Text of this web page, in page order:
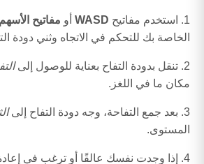
1. استخدم مفاتيح WASD أو مفاتيح الأسهم
الخاصة بك للتحكم في الاتجاه وثني دودة
2. تنقل بدودة التفاح بعناية للوصول إلى
مكان ما في اللغز.
3. بعد جمع التفاحة، وجه دودة التفاح إلى
المستوى.
4. إذا وجدت نفسك عالقًا أو ترغب في